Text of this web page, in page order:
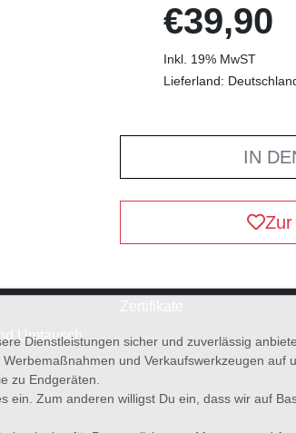
€39,90
Inkl. 19% MwST
Lieferland:
IN
Zur
Umtausch
Dienstleistungen sicher und zuverlässig
und Verkaufswerkzeugen auf
zu Endgeräten.
ein. Zum anderen willigst Du ein, dass wir auf